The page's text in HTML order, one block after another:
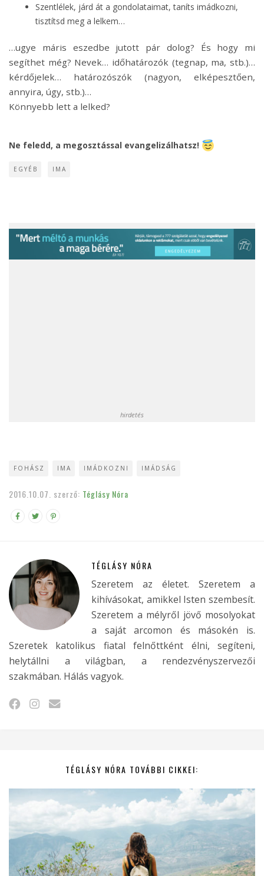
Szentlélek, járd át a gondolataimat, taníts imádkozni,
tisztítsd meg a lelkem…
…ugye máris eszedbe jutott pár dolog? És hogy mi
segíthet még? Nevek… időhatározók (tegnap, ma, stb.)…
kérdőjelek… határozószók (nagyon, elképesztően,
annyira, úgy, stb.)…
Könnyebb lett a lelked?
Ne feledd, a megosztással evangelizálhatsz!
EGYÉB IMA
hirdetés
FOHÁSZ IMA IMÁDKOZNI IMÁDSÁG
2016.10.07. szerző: Téglásy Nóra
TÉGLÁSY NÓRA
Szeretem az életet. Szeretem a
kihívásokat, amikkel Isten szembesít.
Szeretem a mélyről jövő mosolyokat
a saját arcomon és másokén is.
Szeretek katolikus fiatal felnőttként élni, segíteni,
helytállni a világban, a rendezvényszervezői
szakmában. Hálás vagyok.
TÉGLÁSY NÓRA TOVÁBBI CIKKEI: